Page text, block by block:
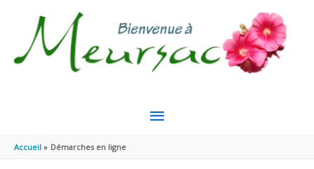
MENU
Accueil Démarches en ligne